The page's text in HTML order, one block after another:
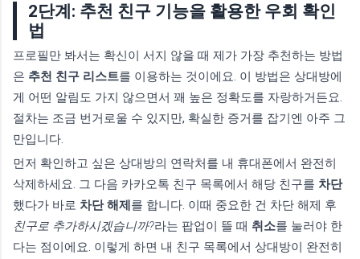
2단계: 추천 친구 기능을 활용한 우회 확인
법
프로필만 봐서는 확신이 서지 않을 때 제가 가장 추천하는 방법
은 추천 친구 리스트를 이용하는 것이에요. 이 방법은 상대방에
게 어떤 알림도 가지 않으면서 꽤 높은 정확도를 자랑하거든요.
절차는 조금 번거로울 수 있지만, 확실한 증거를 잡기엔 아주 그
만입니다.
먼저 확인하고 싶은 상대방의 연락처를 내 휴대폰에서 완전히
삭제하세요. 그 다음 카카오톡 친구 목록에서 해당 친구를 차단
했다가 바로 차단 해제를 합니다. 이때 중요한 건 차단 해제 후
친구로 추가하시겠습니까?라는 팝업이 뜰 때 취소를 눌러야 한
다는 점이에요. 이렇게 하면 내 친구 목록에서 상대방이 완전히